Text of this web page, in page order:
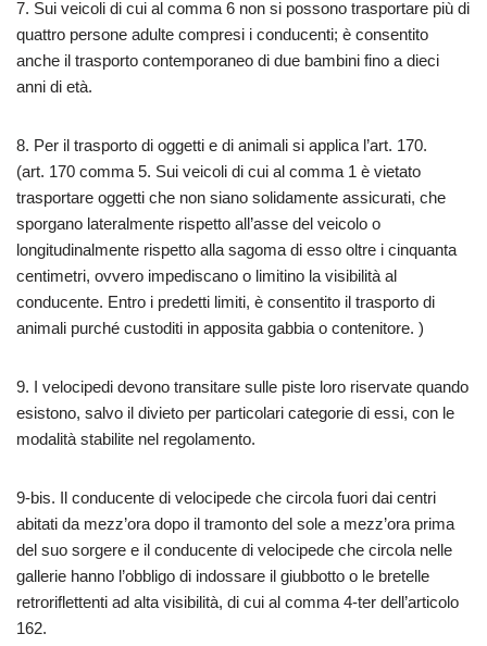
7. Sui veicoli di cui al comma 6 non si possono trasportare più di
quattro persone adulte compresi i conducenti; è consentito
anche il trasporto contemporaneo di due bambini fino a dieci
anni di età.
8. Per il trasporto di oggetti e di animali si applica l’art. 170.
(art. 170 comma 5. Sui veicoli di cui al comma 1 è vietato
trasportare oggetti che non siano solidamente assicurati, che
sporgano lateralmente rispetto all’asse del veicolo o
longitudinalmente rispetto alla sagoma di esso oltre i cinquanta
centimetri, ovvero impediscano o limitino la visibilità al
conducente. Entro i predetti limiti, è consentito il trasporto di
animali purché custoditi in apposita gabbia o contenitore. )
9. I velocipedi devono transitare sulle piste loro riservate quando
esistono, salvo il divieto per particolari categorie di essi, con le
modalità stabilite nel regolamento.
9-bis. Il conducente di velocipede che circola fuori dai centri
abitati da mezz’ora dopo il tramonto del sole a mezz’ora prima
del suo sorgere e il conducente di velocipede che circola nelle
gallerie hanno l’obbligo di indossare il giubbotto o le bretelle
retroriflettenti ad alta visibilità, di cui al comma 4-ter dell’articolo
162.